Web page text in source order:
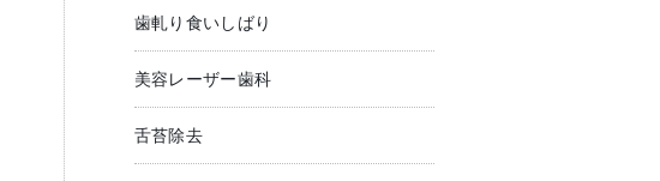
歯軋り食いしばり
美容レーザー歯科
舌苔除去